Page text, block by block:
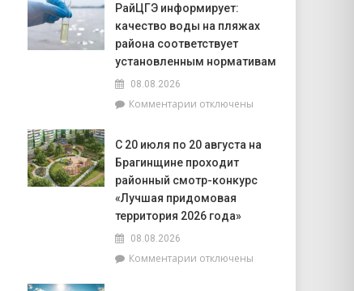
Брагинском
РОВД
рассказали,
какое
за
БПЛА
РайЦГЭ информирует:
качество воды на пляжах
района соответствует
установленным нормативам
08.08.2026
Комментариик
информирует:
качество
воды
на
пляжах
района
установленным
отключены
С 20 июля по 20 августа на
Брагинщине проходит
районный смотр-конкурс
«Лучшая придомовая
территория 2026 года»
08.08.2026
Комментариикотключены